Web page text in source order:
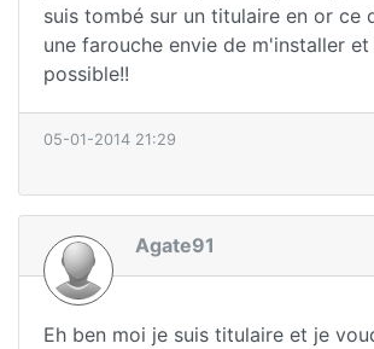
suis tombé sur un titulaire en or ce
une farouche envie de m'installer
possible!!
05-01-2014 21:29
Agate91
Eh ben moi je suis titulaire et je